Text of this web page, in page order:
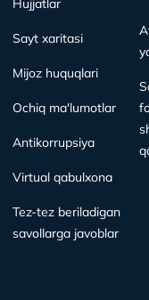
Hujjatlar
Sayt xaritasi
Mijoz huquqlari
Ochiq ma'lumotlar
Antikorrupsiya
Virtual qabulxona
Tez-tez beriladigan
savollarga javoblar